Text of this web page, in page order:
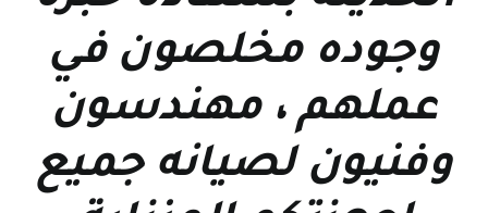
وجوده مخلصون في
عملهم ، مهندسون
وفنيون لصيانه جميع